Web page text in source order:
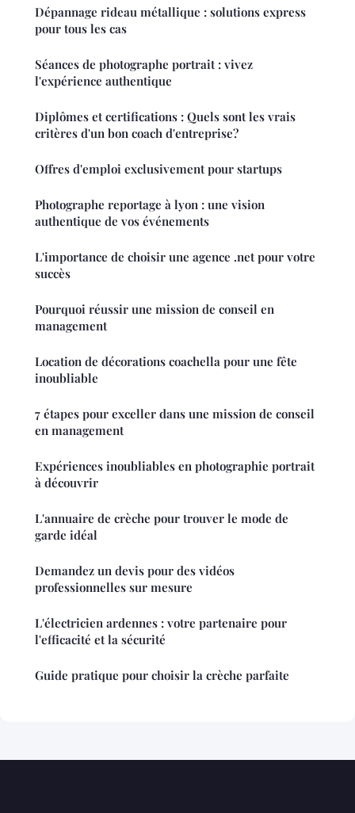
Dépannage rideau métallique : solutions express
pour tous les cas
Séances de photographe portrait : vivez
l'expérience authentique
Diplômes et certifications : Quels sont les vrais
critères d'un bon coach d'entreprise?
Offres d'emploi exclusivement pour startups
Photographe reportage à lyon : une vision
authentique de vos événements
L'importance de choisir une agence .net pour votre
succès
Pourquoi réussir une mission de conseil en
management
Location de décorations coachella pour une fête
inoubliable
7 étapes pour exceller dans une mission de conseil
en management
Expériences inoubliables en photographie portrait
à découvrir
L'annuaire de crèche pour trouver le mode de
garde idéal
Demandez un devis pour des vidéos
professionnelles sur mesure
L'électricien ardennes : votre partenaire pour
l'efficacité et la sécurité
Guide pratique pour choisir la crèche parfaite